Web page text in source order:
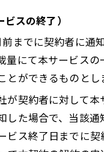
スの終了）
までに契約者に通
量にて本サービス
とができるものとし
が契約者に対して本
した場合で、当該通
ビス終了日までに契